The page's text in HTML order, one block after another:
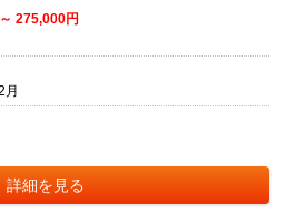
275,000円
詳細を見る